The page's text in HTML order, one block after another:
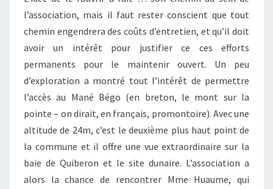
l’association, mais il faut rester conscient que tout
chemin engendrera des coûts d’entretien, et qu’il doit
avoir un intérêt pour justifier ce ces efforts
permanents pour le maintenir ouvert. Un peu
d’exploration a montré tout l’intérêt de permettre
l’accès au Mané Bégo (en breton, le mont sur la
pointe – on dirait, en français, promontoire). Avec une
altitude de 24m, c’est le deuxième plus haut point de
la commune et il offre une vue extraordinaire sur la
baie de Quiberon et le site dunaire. L’association a
alors la chance de rencontrer Mme Huaume, qui